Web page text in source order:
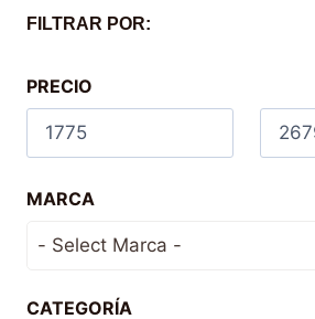
FILTRAR POR:
PRECIO
MARCA
CATEGORÍA